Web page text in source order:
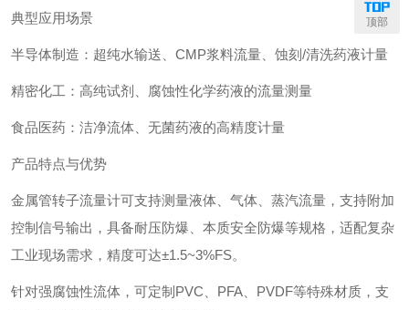
典型应用场景
半导体制造：超纯水输送、CMP浆料流量、蚀刻/清洗药液计量
精密化工：高纯试剂、腐蚀性化学药液的流量测量
食品医药：洁净流体、无菌药液的高精度计量
产品特点与优势
金属管转子流量计可支持测量液体、气体、蒸汽流量，支持附加
控制信号输出，具备耐压防爆、本质安全防爆等规格，适配复杂
工业现场需求，精度可达±1.5~3%FS。
针对强腐蚀性流体，可定制PVC、PFA、PVDF等特殊材质，支
顶部